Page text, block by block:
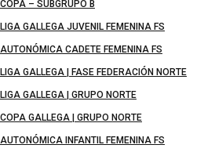
COPA – SUBGRUPO B
LIGA GALLEGA JUVENIL FEMENINA FS
AUTONÓMICA CADETE FEMENINA FS
LIGA GALLEGA | FASE FEDERACIÓN NORTE
LIGA GALLEGA | GRUPO NORTE
COPA GALLEGA | GRUPO NORTE
AUTONÓMICA INFANTIL FEMENINA FS